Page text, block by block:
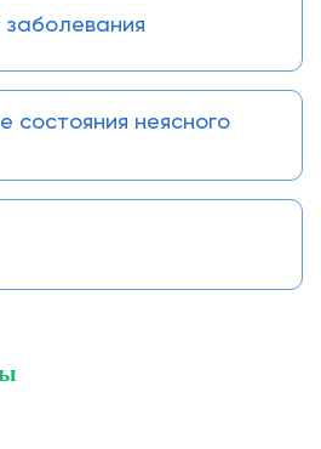
состояния неясного